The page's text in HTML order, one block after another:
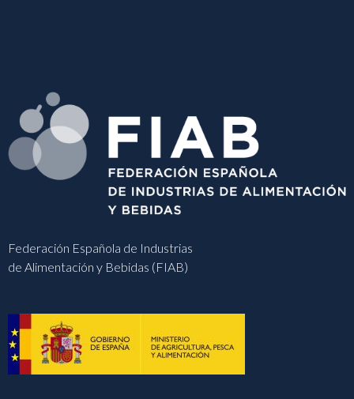
Federación Española de Industrias
de Alimentación y Bebidas (FIAB)